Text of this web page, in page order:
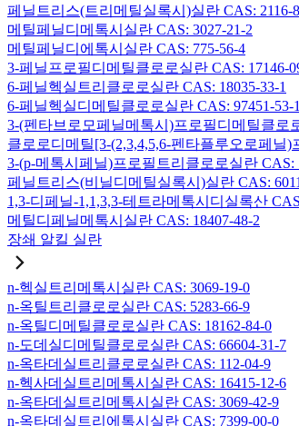
페닐트리스(트리메틸실록시)실란 CAS: 2116-
메틸페닐디메톡시실란 CAS: 3027-21-2
메틸페닐디에톡시실란 CAS: 775-56-4
3-페닐프로필디메틸클로로실란 CAS: 17146-
6-페닐헥실트리클로로실란 CAS: 18035-33-1
6-페닐헥실디메틸클로로실란 CAS: 97451-53-1
3-(펜타브로모페닐메톡시)프로필디메틸클로
클로로디메틸[3-(2,3,4,5,6-펜타플루오로페닐)
3-(p-메톡시페닐)프로필트리클로로실란 CAS:
페닐트리스(비닐디메틸실록시)실란 CAS:
1,3-디페닐-1,1,3,3-테트라메톡시디실록산
메틸디페닐메톡시실란 CAS: 18407-48-2
장쇄 알킬 실란
n-헥실트리메톡시실란 CAS: 3069-19-0
n-옥틸트리클로로실란 CAS: 5283-66-9
n-옥틸디메틸클로로실란 CAS: 18162-84-0
n-도데실디메틸클로로실란 CAS: 66604-31-7
n-옥타데실트리클로로실란 CAS: 112-04-9
n-헥사데실트리메톡시실란 CAS: 16415-12-6
n-옥타데실트리메톡시실란 CAS: 3069-42-9
n-옥타데실트리에톡시실란 CAS: 7399-00-0